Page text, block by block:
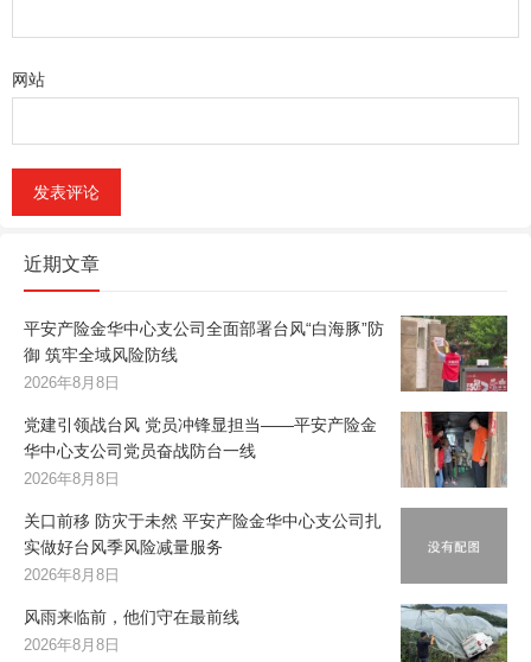
网站
近期文章
平安产险金华中心支公司全面部署台风“白海豚”防
御 筑牢全域风险防线
2026年8月8日
党建引领战台风 党员冲锋显担当——平安产险金
华中心支公司党员奋战防台一线
2026年8月8日
关口前移 防灾于未然 平安产险金华中心支公司扎
实做好台风季风险减量服务
2026年8月8日
风雨来临前，他们守在最前线
2026年8月8日